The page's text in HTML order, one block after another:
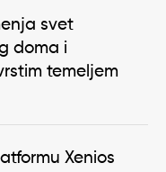
svet
doma i
temeljem
Xenios